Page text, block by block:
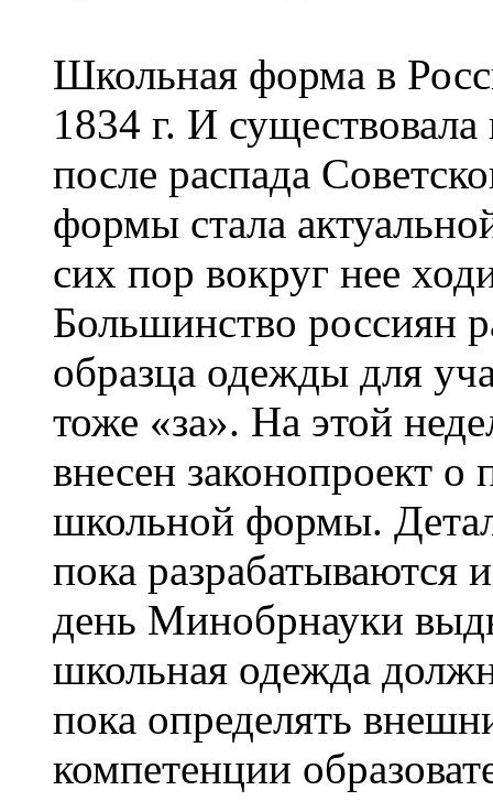
Школьная форма в
1834 г. И
после распада
формы стала
сих пор вокруг нее
Большинство россиян
образца одежды для
тоже «за». На этой
внесен законопроект о
школьной формы.
пока
день Минобрнауки
школьная одежда
пока определять
компетенции